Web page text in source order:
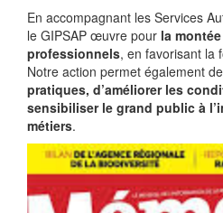
En accompagnant les Services
le GIPSAP œuvre pour la
professionnels, en favorisant la
Notre action permet également de
pratiques, d’améliorer les
sensibiliser le grand public à
métiers.